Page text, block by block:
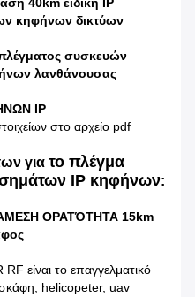
40km ειδική IP
κηφήνων δικτύων
συσκευών
λανθάνουσας
IP
στο αρχείο pdf
για το πλέγμα
IP κηφήνων:
ΟΡΑΤΌΤΗΤΑ 15km
είναι το επαγγελματικό
helicopeter, uav